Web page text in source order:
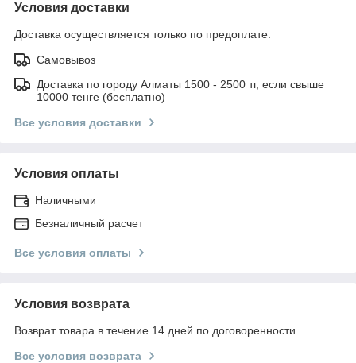
Условия доставки
Доставка осуществляется только по предоплате.
Самовывоз
Доставка по городу Алматы 1500 - 2500 тг, если свыше
10000 тенге (бесплатно)
Все условия доставки
Условия оплаты
Наличными
Безналичный расчет
Все условия оплаты
Условия возврата
Возврат товара в течение 14 дней по договоренности
Все условия возврата